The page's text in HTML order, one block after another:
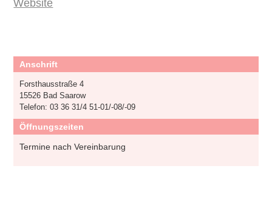
Website
Anschrift
Forsthausstraße 4
15526 Bad Saarow
Telefon: 03 36 31/4 51-01/-08/-09
Öffnungszeiten
Termine nach Vereinbarung